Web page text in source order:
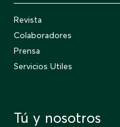
Revista
Colaboradores
Prensa
Servicios Utiles
Tú y nosotros